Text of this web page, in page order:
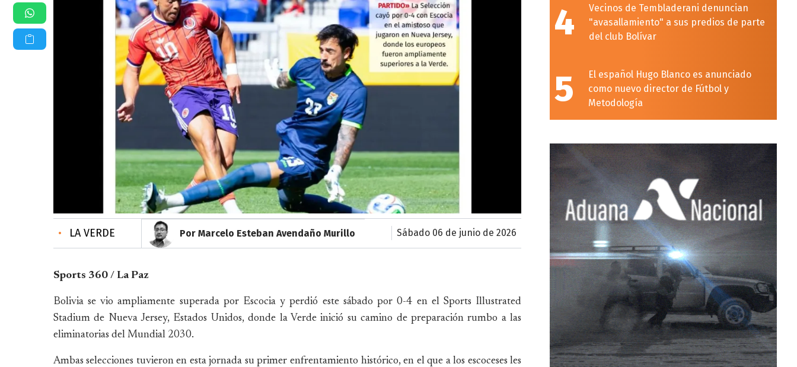
• LA VERDE Por Marcelo Esteban Avendaño Murillo sábado 06 de junio de 2026
Sports 360 / La Paz
Bolivia se vio ampliamente superada por Escocia y perdió este sábado por 0-4 en el Sports Illustrated
Stadium de Nueva Jersey, Estados Unidos, donde la Verde inició su camino de preparación rumbo a las
eliminatorias del Mundial 2030.
Ambas selecciones tuvieron en esta jornada su primer enfrentamiento histórico, en el que a los escoceses les
4
Vecinos de Tembladerani denuncian
"avasallamiento" a sus predios de parte
del club Bolívar
5
El español Hugo Blanco es anunciado
como nuevo director de Fútbol y
Metodología